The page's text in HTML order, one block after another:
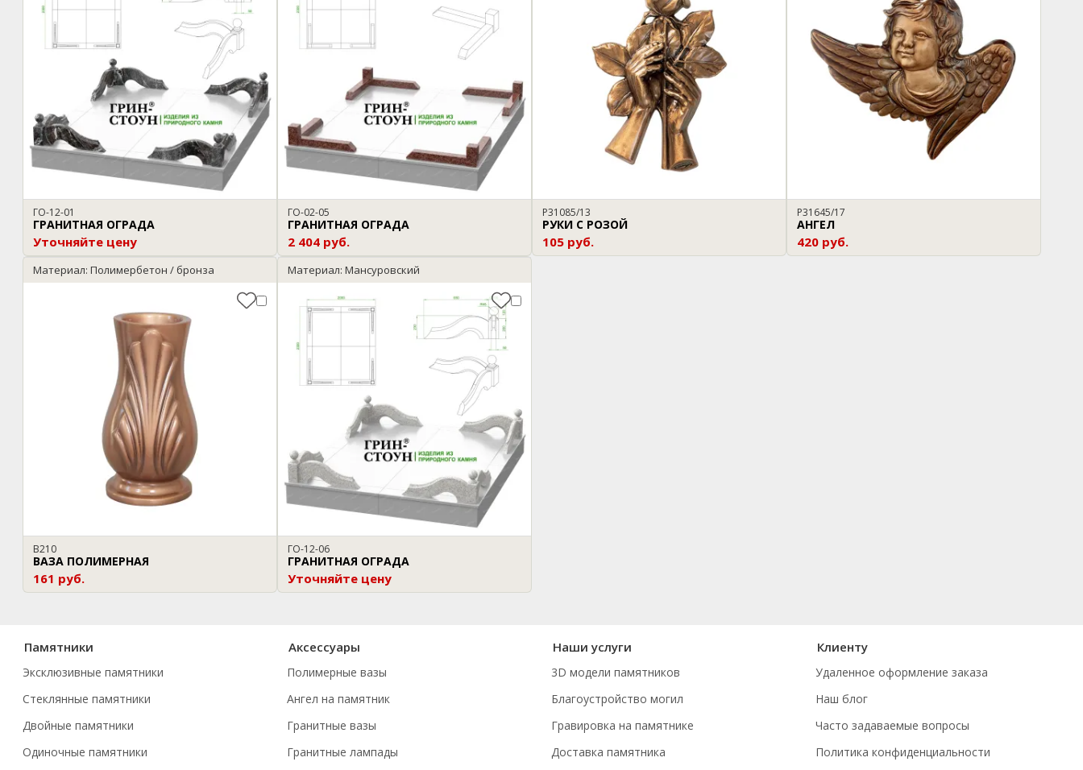
ГО-12-01
ГРАНИТНАЯ ОГРАДА
Уточняйте цену
ГО-02-05
ГРАНИТНАЯ ОГРАДА
2 404 руб.
P31085/13
РУКИ С РОЗОЙ
105 руб.
P31645/17
АНГЕЛ
420 руб.
Материал: Полимербетон / бронза
В210
ВАЗА ПОЛИМЕРНАЯ
161 руб.
Материал: Мансуровский
ГО-12-06
ГРАНИТНАЯ ОГРАДА
Уточняйте цену
Памятники
Эксклюзивные памятники
Стеклянные памятники
Двойные памятники
Одиночные памятники
Аксессуары
Полимерные вазы
Ангел на памятник
Гранитные вазы
Гранитные лампады
Наши услуги
3D модели памятников
Благоустройство могил
Гравировка на памятнике
Доставка памятника
Клиенту
Удаленное оформление заказа
Наш блог
Часто задаваемые вопросы
Политика конфиденциальности